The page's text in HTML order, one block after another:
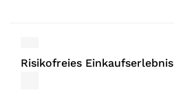
Risikofreies Einkaufserlebnis